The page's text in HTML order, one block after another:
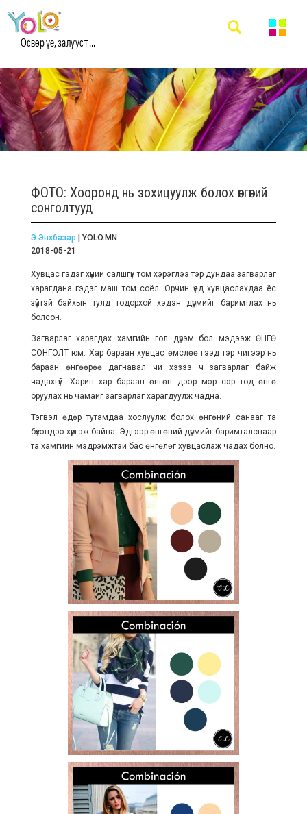
Өсвөр үе, залууст ...
ФОТО: Хооронд нь зохицуулж болох өнгөний
сонголтууд
Э.Энхбазар | YOLO.MN
2018-05-21
Хувцас гэдэг хүний салшгүй том хэрэглээ тэр дундаа загварлаг
харагдана гэдэг маш том соёл. Орчин үед хувцаслахдаа ёс
зүйтэй байхын тулд тодорхой хэдэн дүрмийг баримтлах нь
болсон.
Загварлаг харагдах хамгийн гол дүрэм бол мэдээж ӨНГӨ
СОНГОЛТ юм. Хар бараан хувцас өмслөө гээд тэр чигээр нь
бараан өнгөөрөө дагнавал чи хэзээ ч загварлаг байж
чадахгүй. Харин хар бараан өнгөн дээр мэр сэр тод өнгө
оруулах нь чамайг загварлаг харагдуулж чадна.
Тэгвэл өдөр тутамдаа хослуулж болох өнгөний санааг та
бүхэндээ хүргэж байна. Эдгээр өнгөний дүрмийг баримталснаар
та хамгийн мэдрэмжтэй бас өнгөлөг хувцаслаж чадах болно.